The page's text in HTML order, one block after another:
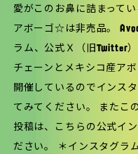
愛がこのお鼻に詰まってい
アボーゴ☆は非売品。
ラム 、 公式Ｘ（旧Twitter）
チェーンとメキシコ産ア
開催しているのでインス
てみてください。 またこ
投稿は、こちらの 公式イ
ださい。 ＊インスタグラ